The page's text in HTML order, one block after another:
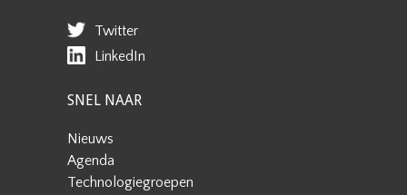
Twitter
LinkedIn
SNEL NAAR
Nieuws
Agenda
Technologiegroepen